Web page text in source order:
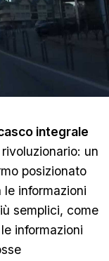
integrale
un
posizionato
le informazioni
semplici, come
informazioni